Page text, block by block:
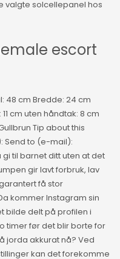
valgte solcellepanel hos
escort
48 cm Bredde: 24 cm
cm uten håndtak: 8 cm
Tip about this
Send to (e-mail):
til barnet ditt uten at det
gir lavt forbruk, lav
få stor
kommer Instagram sin
bilde delt på profilen i
timer før det blir borte for
jorda akkurat nå? Ved
kan det forekomme